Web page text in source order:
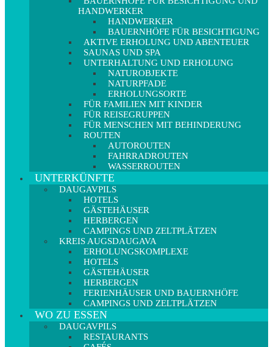
HANDWERKER
HANDWERKER
BAUERNHÖFE FÜR BESICHTIGUNG
AKTIVE ERHOLUNG UND ABENTEUER
SAUNAS UND SPA
UNTERHALTUNG UND ERHOLUNG
NATUROBJEKTE
NATURPFADE
ERHOLUNGSORTE
FÜR FAMILIEN MIT KINDER
FÜR REISEGRUPPEN
FÜR MENSCHEN MIT BEHINDERUNG
ROUTEN
AUTOROUTEN
FAHRRADROUTEN
WASSERROUTEN
UNTERKÜNFTE
DAUGAVPILS
HOTELS
GÄSTEHÄUSER
HERBERGEN
CAMPINGS UND ZELTPLÄTZEN
KREIS AUGSDAUGAVA
ERHOLUNGSKOMPLEXE
HOTELS
GÄSTEHÄUSER
HERBERGEN
FERIENHÄUSER UND BAUERNHÖFE
CAMPINGS UND ZELTPLÄTZEN
WO ZU ESSEN
DAUGAVPILS
RESTAURANTS